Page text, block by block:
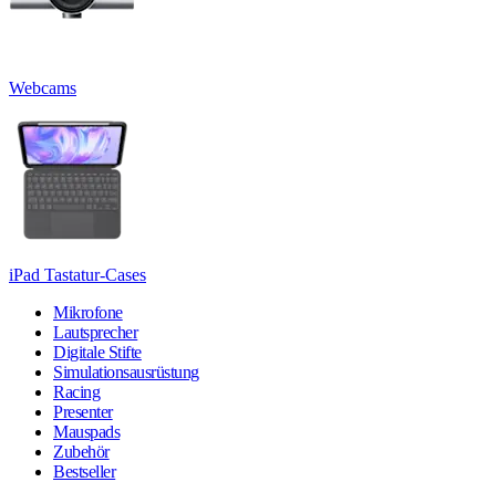
Webcams
iPad Tastatur-Cases
Mikrofone
Lautsprecher
Digitale Stifte
Simulationsausrüstung
Racing
Presenter
Mauspads
Zubehör
Bestseller